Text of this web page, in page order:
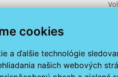
cookies
a ďalšie technológie
našich webových